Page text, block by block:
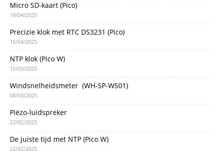
Micro SD-kaart (Pico)
19/04/2025
Precizie klok met RTC DS3231 (Pico)
15/04/2025
NTP klok (Pico W)
15/03/2025
Windsnelheidsmeter (WH-SP-WS01)
08/03/2025
Piëzo-luidspreker
22/02/2025
De juiste tijd met NTP (Pico W)
22/02/2025